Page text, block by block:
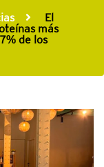
El
más
de los